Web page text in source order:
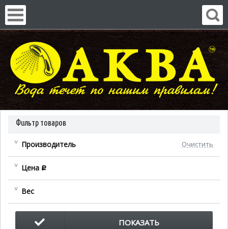
Фильтр товаров
Производитель Очистить
Цена c
Вес
ПОКАЗАТЬ